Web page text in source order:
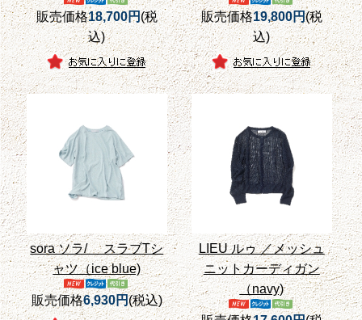
販売価格18,700円(税
込)
販売価格19,800円(税
込)
sora ソラ/ スラブTシ
ャツ（ice blue)
販売価格6,930円(税込)
LIEU ルゥ ／メッシュ
ニットカーディガン
（navy)